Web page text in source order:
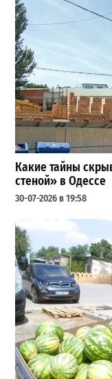
Какие тайны
стеной» в Одессе
30-07-2026 в 19:58